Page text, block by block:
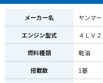
メーカー名 ヤンマー
エンジン型式 ４ＬＶ
燃料種類 軽油
搭載数 1基